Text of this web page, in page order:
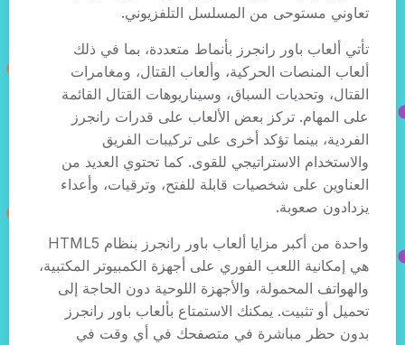
تعاوني مستوحى من المسلسل التلفزيوني.
تأتي ألعاب باور رانجرز بأنماط متعددة، بما في ذلك
ألعاب المنصات الحركية، وألعاب القتال، ومغامرات
القتال، وتحديات السباق، وسيناريوهات القتال القائمة
على المهام. تركز بعض الألعاب على قدرات رانجرز
الفردية، بينما تؤكد أخرى على تركيبات الفريق
والاستخدام الاستراتيجي للقوى. كما تحتوي العديد من
العناوين على شخصيات قابلة للفتح، وترقيات، وأعداء
يزدادون صعوبة.
واحدة من أكبر مزايا ألعاب باور رانجرز بنظام HTML5
هي إمكانية اللعب الفوري على أجهزة الكمبيوتر المكتبية،
والهواتف المحمولة، والأجهزة اللوحية دون الحاجة إلى
تحميل أو تثبيت. يمكنك الاستمتاع بألعاب باور رانجرز
بدون حظر مباشرة في متصفحك في أي وقت في